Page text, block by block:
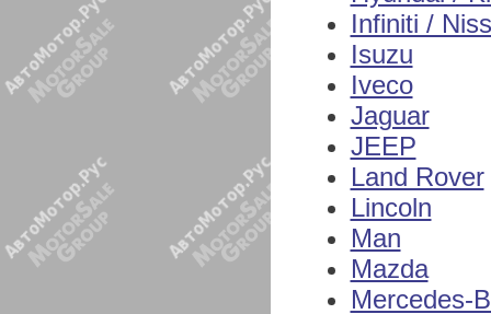
Infiniti /
Isuzu
Iveco
Jaguar
JEEP
Land Rover
Lincoln
Man
Mazda
Mercedes-